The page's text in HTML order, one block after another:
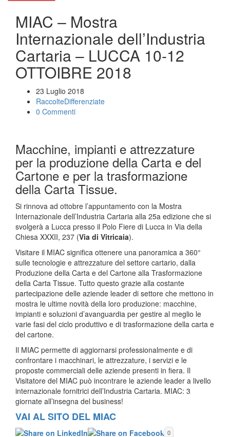
MIAC – Mostra
Internazionale dell’Industria
Cartaria – LUCCA 10-12
OTTOIBRE 2018
23 Luglio 2018
RaccolteDifferenziate
0 Commenti
Macchine, impianti e attrezzature
per la produzione della Carta e del
Cartone e per la trasformazione
della Carta Tissue.
Si rinnova ad ottobre l’appuntamento con la Mostra
Internazionale dell’Industria Cartaria alla 25a edizione che si
svolgerà a Lucca presso il Polo Fiere di Lucca in Via della
Chiesa XXXII, 237 (Via di Vitricaia).
Visitare il MIAC significa ottenere una panoramica a 360°
sulle tecnologie e attrezzature del settore cartario, dalla
Produzione della Carta e del Cartone alla Trasformazione
della Carta Tissue. Tutto questo grazie alla costante
partecipazione delle aziende leader di settore che mettono in
mostra le ultime novità della loro produzione: macchine,
impianti e soluzioni d’avanguardia per gestire al meglio le
varie fasi del ciclo produttivo e di trasformazione della carta e
del cartone.
Il MIAC permette di aggiornarsi professionalmente e di
confrontare i macchinari, le attrezzature, i servizi e le
proposte commerciali delle aziende presenti in fiera. Il
Visitatore del MIAC può incontrare le aziende leader a livello
internazionale fornitrici dell’Industria Cartaria. MIAC: 3
giornate all’insegna del business!
VAI AL SITO DEL MIAC
0